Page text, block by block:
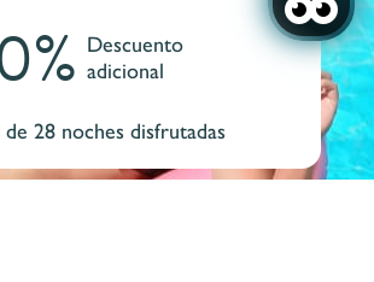
Descuento
adicional
28 noches disfrutadas